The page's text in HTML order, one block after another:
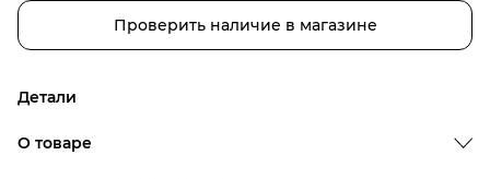
Проверить наличие в магазине
Детали
О товаре